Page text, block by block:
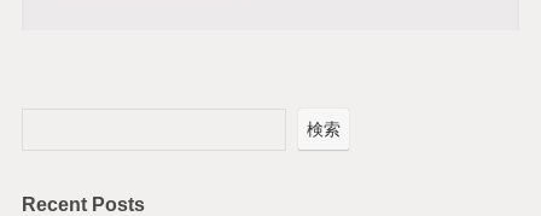
検索
Recent Posts